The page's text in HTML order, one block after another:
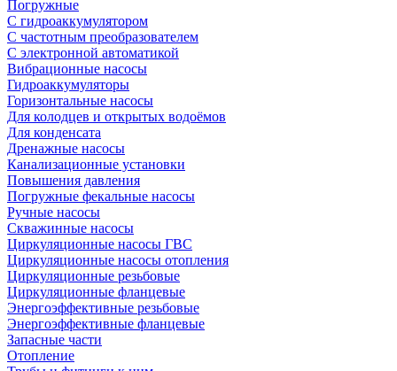
Погружные
С гидроаккумулятором
С частотным преобразователем
С электронной автоматикой
Вибрационные насосы
Гидроаккумуляторы
Горизонтальные насосы
Для колодцев и открытых водоёмов
Для конденсата
Дренажные насосы
Канализационные установки
Повышения давления
Погружные фекальные насосы
Ручные насосы
Скважинные насосы
Циркуляционные насосы ГВС
Циркуляционные насосы отопления
Циркуляционные резьбовые
Циркуляционные фланцевые
Энергоэффективные резьбовые
Энергоэффективные фланцевые
Запасные части
Отопление